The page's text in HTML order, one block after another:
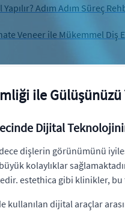
Yapılır? Adım Adım Süreç
Veneer ile Mükemmel Diş
ile Gülüşünüzü
Dijital
dişlerin görünümünü
kolaylıklar
estethica gibi klinikler, bu
kullanılan dijital araçlar